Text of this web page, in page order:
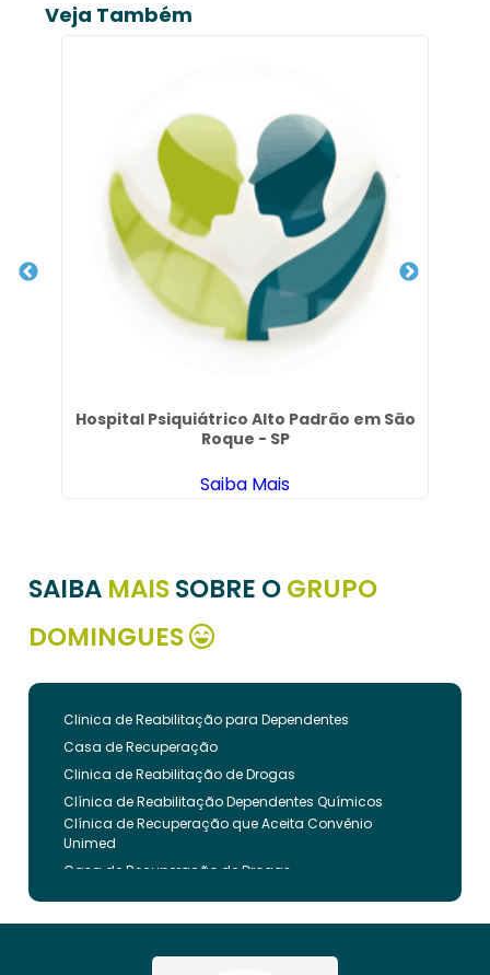
Veja Também
Hospital Psiquiátrico Alto Padrão em São
Roque - SP
Saiba Mais
SAIBA MAISSOBRE OGRUPO
DOMINGUES
Clinica de Reabilitação para Dependentes
Casa de Recuperação
Clinica de Reabilitação de Drogas
Clínica de Reabilitação Dependentes Químicos
Clínica de Recuperação que Aceita Convênio
Unimed
Casa de Recuperação de Drogas
Clínica de Reabilitação de Dependentes Químicos
Clinica de Recuperação de Drogas Pelo Bradesco
Internação Involuntária que Aceita Convenio